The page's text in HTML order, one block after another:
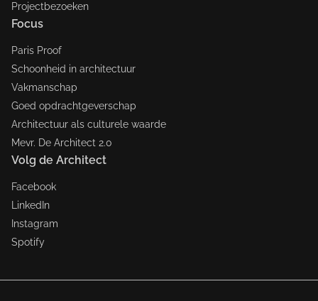
Projectbezoeken
Focus
Paris Proof
Schoonheid in architectuur
Vakmanschap
Goed opdrachtgeverschap
Architectuur als culturele waarde
Mevr. De Architect 2.0
Volg de Architect
Facebook
LinkedIn
Instagram
Spotify